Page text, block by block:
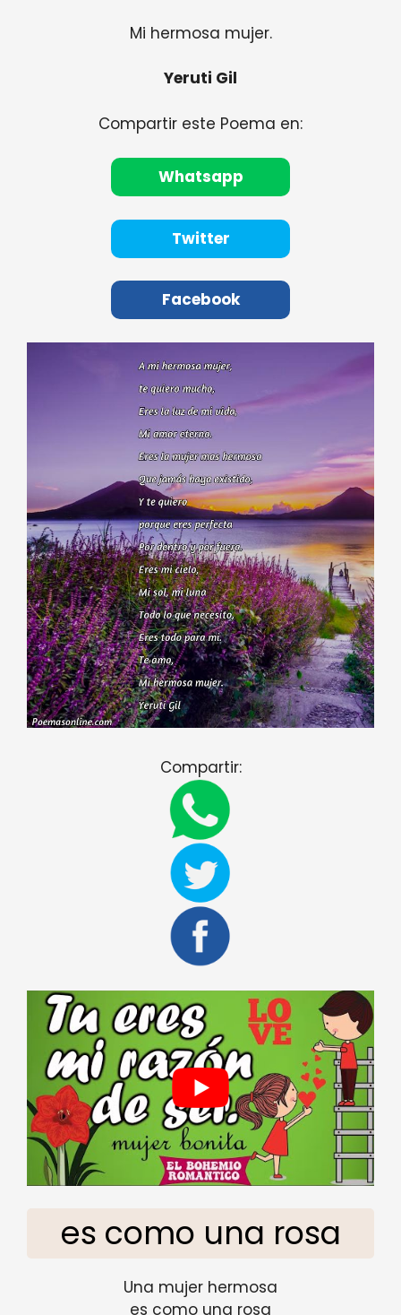
Mi hermosa mujer.
Yeruti Gil
Compartir este Poema en:
Whatsapp
Twitter
Facebook
Compartir:
es como una rosa
Una mujer hermosa
es como una rosa